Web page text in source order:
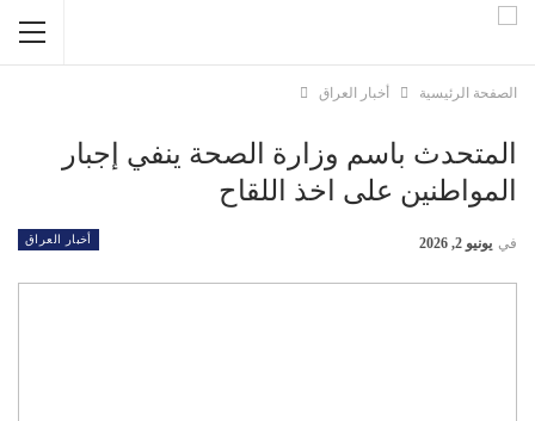
الصفحة الرئيسية أخبار العراق
المتحدث باسم وزارة الصحة ينفي إجبار
المواطنين على اخذ اللقاح
أخبار العراق في يونيو 2, 2026